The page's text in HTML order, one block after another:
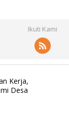
Ikuti Kami
Kerja,
Desa